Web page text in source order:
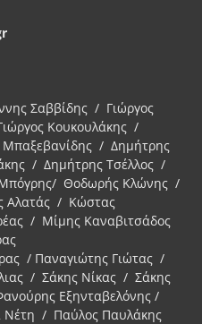
Σαββίδης / Γιώργος
Κουκουλάκης /
Μπαξεβανίδης / Δημήτρης
/ Δημήτρης Τσέλλος /
Θοδωρής Κλώνης /
Αλατάς / Κώστας
/ Μίμης Καναβιτσάδος
/ Παναγιώτης Γιώτας /
/ Σάκης Νίκας / Σάκης
Εξηνταβελόνης /
Νέτη / Παύλος Παυλάκης